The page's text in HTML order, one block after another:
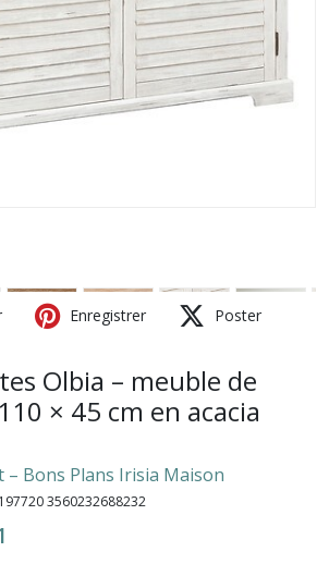
Enregistrer Poster
Olbia – meuble de
× 45 cm en acacia
Bons Plans Irisia Maison
3560232688232